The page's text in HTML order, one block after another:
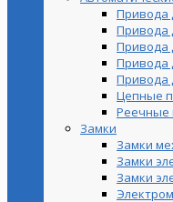
Привода
Привода
Привода
Привода
Привода
Цепные
Реечные
Замки
Замки
Замки
Замки